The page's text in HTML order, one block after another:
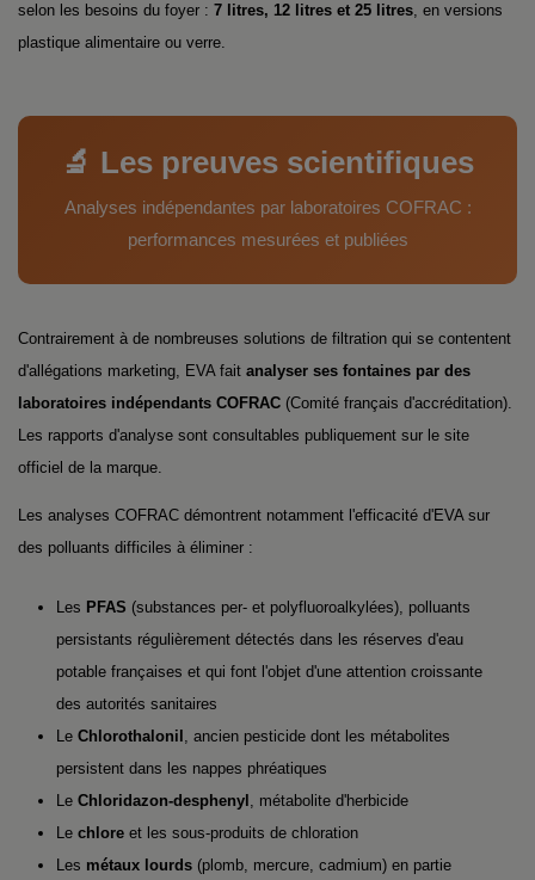
selon les besoins du foyer : 7 litres, 12 litres et 25 litres, en versions
plastique alimentaire ou verre.
🔬 Les preuves scientifiques
Analyses indépendantes par laboratoires COFRAC :
performances mesurées et publiées
Contrairement à de nombreuses solutions de filtration qui se contentent
d'allégations marketing, EVA fait analyser ses fontaines par des
laboratoires indépendants COFRAC (Comité français d'accréditation).
Les rapports d'analyse sont consultables publiquement sur le site
officiel de la marque.
Les analyses COFRAC démontrent notamment l'efficacité d'EVA sur
des polluants difficiles à éliminer :
Les PFAS (substances per- et polyfluoroalkylées), polluants
persistants régulièrement détectés dans les réserves d'eau
potable françaises et qui font l'objet d'une attention croissante
des autorités sanitaires
Le Chlorothalonil , ancien pesticide dont les métabolites
persistent dans les nappes phréatiques
Le Chloridazon-desphenyl , métabolite d'herbicide
Le chlore et les sous-produits de chloration
Les métaux lourds (plomb, mercure, cadmium) en partie